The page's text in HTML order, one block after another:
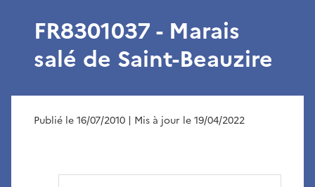
FR8301037 - Marais
salé de Saint-Beauzire
Publié le 16/07/2010 | Mis à jour le 19/04/2022